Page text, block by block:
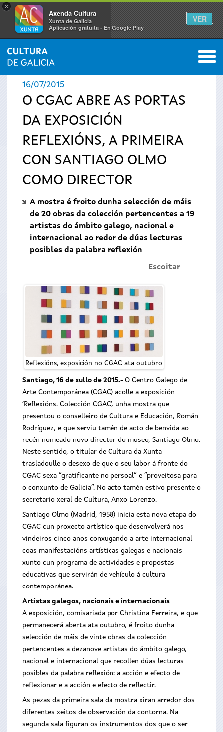
×
Axenda Cultura
Xunta de Galicia
Aplicación gratuíta - En Google Play
VER
Vostede
está
aquí
INICIO › ACTUALIDADE 0
16/07/2015
O CGAC ABRE AS PORTAS
DA EXPOSICIÓN
REFLEXIÓNS, A PRIMEIRA
CON SANTIAGO OLMO
COMO DIRECTOR
A mostra é froito dunha selección de máis
de 20 obras da colección pertencentes a 19
artistas do ámbito galego, nacional e
internacional ao redor de dúas lecturas
posibles da palabra reflexión
Escoitar
Reflexións, exposición no CGAC ata outubro
Santiago, 16 de xullo de 2015.- O Centro Galego de
Arte Contemporánea (CGAC) acolle a exposición
‘Reflexións. Colección CGAC’, unha mostra que
presentou o conselleiro de Cultura e Educación, Román
Rodríguez, e que serviu tamén de acto de benvida ao
recén nomeado novo director do museo, Santiago Olmo.
Neste sentido, o titular de Cultura da Xunta
trasladoulle o desexo de que o seu labor á fronte do
CGAC sexa “gratificante no persoal” e “proveitosa para
o conxunto de Galicia”. No acto tamén estivo presente o
secretario xeral de Cultura, Anxo Lorenzo.
Santiago Olmo (Madrid, 1958) inicia esta nova etapa do
CGAC cun proxecto artístico que desenvolverá nos
vindeiros cinco anos conxugando a arte internacional
coas manifestacións artísticas galegas e nacionais
xunto cun programa de actividades e propostas
educativas que servirán de vehículo á cultura
contemporánea.
Artistas galegos, nacionais e internacionais
A exposición, comisariada por Christina Ferreira, e que
permanecerá aberta ata outubro, é froito dunha
selección de máis de vinte obras da colección
pertencentes a dezanove artistas do ámbito galego,
nacional e internacional que recollen dúas lecturas
posibles da palabra reflexión: a acción e efecto de
reflexionar e a acción e efecto de reflectir.
As pezas da primeira sala da mostra xiran arredor dos
diferentes xeitos de observación da contorna. Na
segunda sala figuran os instrumentos dos que o ser